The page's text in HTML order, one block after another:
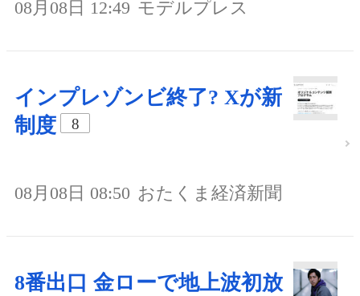
08月08日 12:49 モデルプレス
インプレゾンビ終了? Xが新
制度
8
08月08日 08:50 おたくま経済新聞
8番出口 金ローで地上波初放